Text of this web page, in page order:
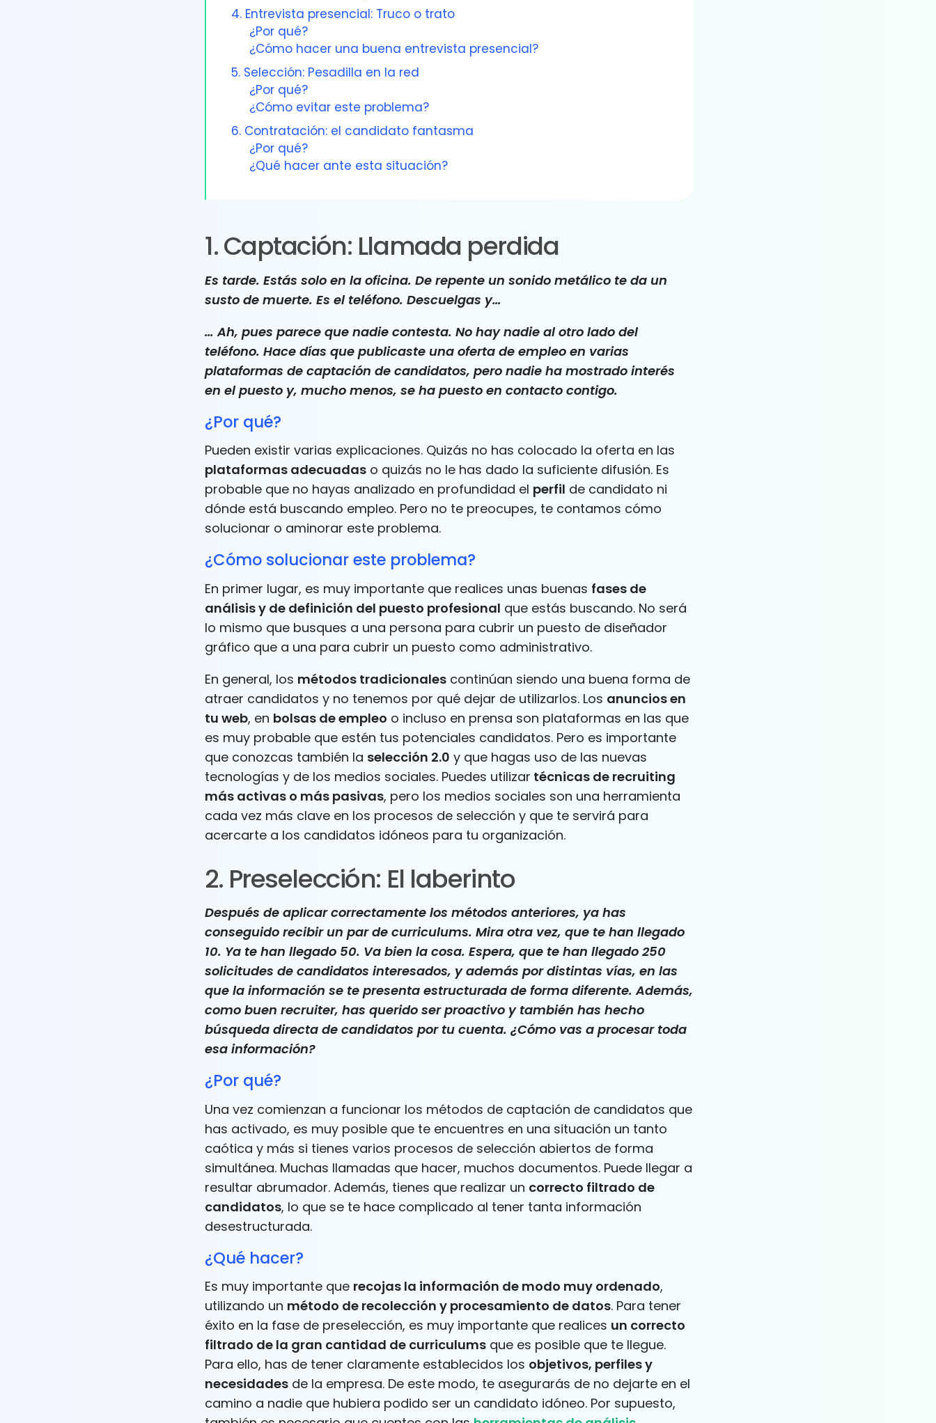
4. Entrevista presencial: Truco o trato
¿Por qué?
¿Cómo hacer una buena entrevista presencial?
5. Selección: Pesadilla en la red
¿Por qué?
¿Cómo evitar este problema?
6. Contratación: el candidato fantasma
¿Por qué?
¿Qué hacer ante esta situación?
1. Captación: Llamada perdida
Es tarde. Estás solo en la oficina. De repente un sonido metálico te da un
susto de muerte. Es el teléfono. Descuelgas y…
… Ah, pues parece que nadie contesta. No hay nadie al otro lado del
teléfono. Hace días que publicaste una oferta de empleo en varias
plataformas de captación de candidatos, pero nadie ha mostrado interés
en el puesto y, mucho menos, se ha puesto en contacto contigo.
¿Por qué?
Pueden existir varias explicaciones. Quizás no has colocado la oferta en las
plataformas adecuadas o quizás no le has dado la suficiente difusión. Es
probable que no hayas analizado en profundidad el perfil de candidato ni
dónde está buscando empleo. Pero no te preocupes, te contamos cómo
solucionar o aminorar este problema.
¿Cómo solucionar este problema?
En primer lugar, es muy importante que realices unas buenas fases de
análisis y de definición del puesto profesional que estás buscando. No será
lo mismo que busques a una persona para cubrir un puesto de diseñador
gráfico que a una para cubrir un puesto como administrativo.
En general, los métodos tradicionales continúan siendo una buena forma de
atraer candidatos y no tenemos por qué dejar de utilizarlos. Los anuncios en
tu web, en bolsas de empleo o incluso en prensa son plataformas en las que
es muy probable que estén tus potenciales candidatos. Pero es importante
que conozcas también la selección 2.0 y que hagas uso de las nuevas
tecnologías y de los medios sociales. Puedes utilizar técnicas de recruiting
más activas o más pasivas, pero los medios sociales son una herramienta
cada vez más clave en los procesos de selección y que te servirá para
acercarte a los candidatos idóneos para tu organización.
2. Preselección: El laberinto
Después de aplicar correctamente los métodos anteriores, ya has
conseguido recibir un par de curriculums. Mira otra vez, que te han llegado
10. Ya te han llegado 50. Va bien la cosa. Espera, que te han llegado 250
solicitudes de candidatos interesados, y además por distintas vías, en las
que la información se te presenta estructurada de forma diferente. Además,
como buen recruiter, has querido ser proactivo y también has hecho
búsqueda directa de candidatos por tu cuenta. ¿Cómo vas a procesar toda
esa información?
¿Por qué?
Una vez comienzan a funcionar los métodos de captación de candidatos que
has activado, es muy posible que te encuentres en una situación un tanto
caótica y más si tienes varios procesos de selección abiertos de forma
simultánea. Muchas llamadas que hacer, muchos documentos. Puede llegar a
resultar abrumador. Además, tienes que realizar un correcto filtrado de
candidatos, lo que se te hace complicado al tener tanta información
desestructurada.
¿Qué hacer?
Es muy importante que recojas la información de modo muy ordenado,
utilizando un método de recolección y procesamiento de datos. Para tener
éxito en la fase de preselección, es muy importante que realices un correcto
filtrado de la gran cantidad de curriculums que es posible que te llegue.
Para ello, has de tener claramente establecidos los objetivos, perfiles y
necesidades de la empresa. De este modo, te asegurarás de no dejarte en el
camino a nadie que hubiera podido ser un candidato idóneo. Por supuesto,